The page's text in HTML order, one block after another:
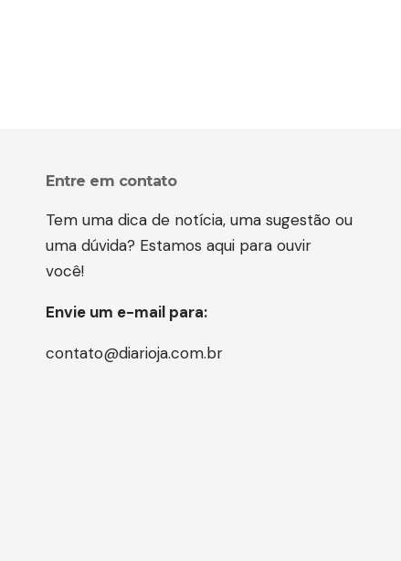
Entre em contato
Tem uma dica de notícia, uma sugestão ou
uma dúvida? Estamos aqui para ouvir
você!
Envie um e-mail para:
contato@diarioja.com.br